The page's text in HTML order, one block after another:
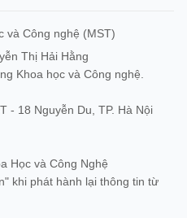
và Công nghệ (MST)
Thị Hải Hằng
Khoa học và Công nghệ.
- 18 Nguyễn Du, TP. Hà Nội
Học và Công Nghệ
khi phát hành lại thông tin từ